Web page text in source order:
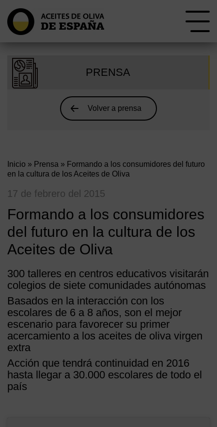
PRENSA
Volver a prensa
Inicio » Prensa » Formando a los consumidores del futuro
en la cultura de los Aceites de Oliva
17 de febrero del 2015
Formando a los consumidores
del futuro en la cultura de los
Aceites de Oliva
300 talleres en centros educativos visitarán
colegios de siete comunidades autónomas
Basados en la interacción con los
escolares de 6 a 8 años, son el mejor
escenario para favorecer su primer
acercamiento a los aceites de oliva virgen
extra
Acción que tendrá continuidad en 2016
hasta llegar a 30.000 escolares de todo el
país